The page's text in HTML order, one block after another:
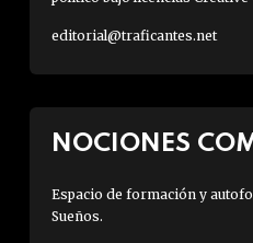
editorial@traficantes.net
NOCIONES
Espacio de formación y
Sueños.